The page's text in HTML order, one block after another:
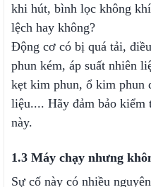
khi hút, bình lọc không
lệch hay không?
Động cơ có bị quá tải,
phun kém, áp suất nhiên
kẹt kim phun, ổ kim phun
liệu.... Hãy đảm bảo kiểm
này.
1.3 Máy chạy nhưng
Sự cố này có nhiều